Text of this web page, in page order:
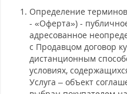
Определение
- «Оферта») -
адресованное
с Продавцом договор
дистанционным
условиях,
Услуга – объект